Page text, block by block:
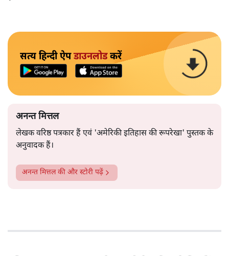
सत्य हिन्दी ऐपडाउनलोडकरें
अनन्त मित्तल
लेखक वरिष्ठ पत्रकार हैं एवं 'अमेरिकी इतिहास की रूपरेखा' पुस्तक के
अनुवादक हैं।
अनन्त मित्तलकी और स्टोरी पढ़ें